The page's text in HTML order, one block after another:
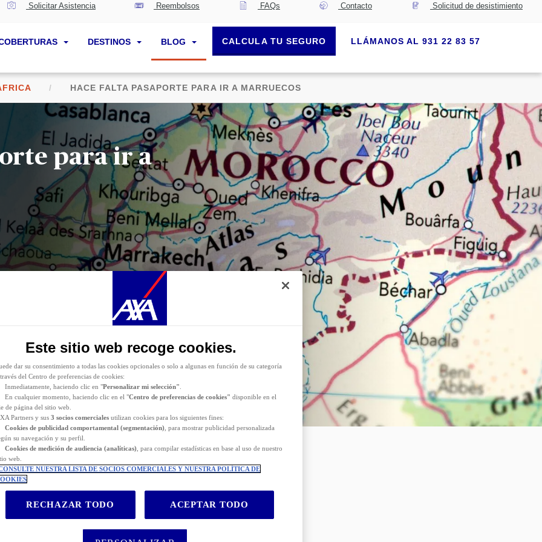
Solicitar Asistencia Reembolsos FAQs Contacto Solicitud de desistimiento
DESTINOS BLOG CALCULA TU SEGURO LLÁMANOS AL 931 22 83 57
HACE FALTA PASAPORTE PARA IR A MARRUECOS
para ir a
ir a Marruecos?
en 2026
Este sitio web recoge cookies.
cookies funcionales y técnicas
También puede consentir el depósito de cookies opcionales, ya sea por parte de AXA
o de terceros proveedores, para los fines descritos a continuación.
(estrictamente necesarias) se eliminan durante la navegación por el
web. AXA Partners o terceros proveedores pueden depositar cookies opcionales para los fines que
la posibilidad deaceptaro rechazar el depósito de cookies. Almacenaremos sus preferencias
dar su consentimiento a todas las cookies opcionales o solo a algunas en función de su categoría
del Centro de preferencias de cookies:
Inmediatamente, haciendo clic en "Personalizar mi selección"
En cualquier momento, haciendo clic en el "Centro de preferencias de cookies" disponible en el
de página del sitio web.
Partners y sus3 socios comerciales utilizan cookies para los siguientes fines:
Cookies de publicidad comportamental (segmentación), para mostrar publicidad personalizada
su navegación y su perfil.
Cookies de medición de audiencia (analíticas), para compilar estadísticas en base al uso de nuestro
web.
NUESTRA LISTA DE SOCIOS COMERCIALES Y NUESTRA POLÍTICA DE
RECHAZAR TODO ACEPTAR TODO